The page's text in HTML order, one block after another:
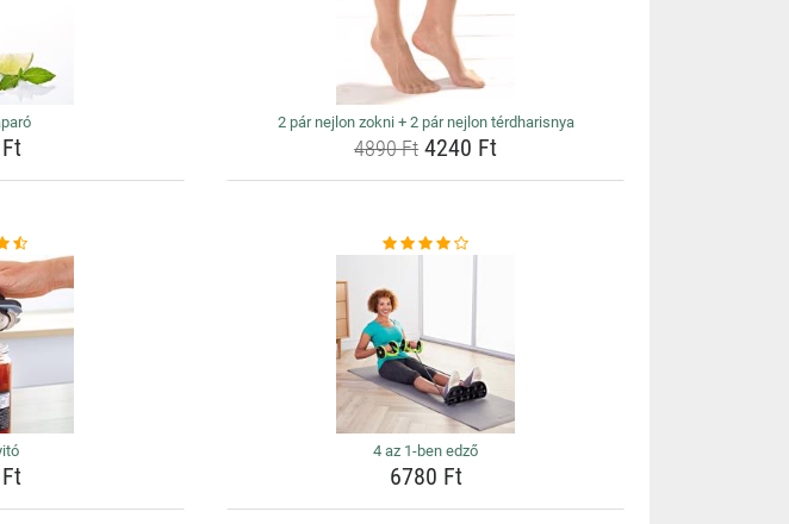
2 pár nejlon zokni + 2 pár nejlon térdharisnya
4890 Ft 4240 Ft
4 az 1-ben edző
6780 Ft